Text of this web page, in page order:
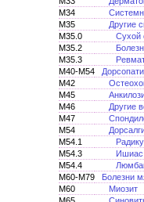
M34
M35
Другие
M35.0
Сухой
M35.2
M35.3
M40-M54
M42
M45
M46
Другие
M47
M54
M54.1
M54.3
Ишиас
M54.4
M60-M79
Болезни
M60
Миозит